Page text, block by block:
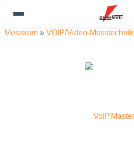
Messkom » VOIP/Video-Messtechnik